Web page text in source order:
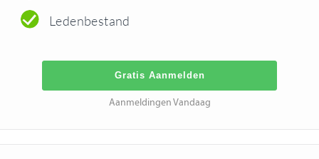
Ledenbestand
Gratis Aanmelden
Aanmeldingen Vandaag